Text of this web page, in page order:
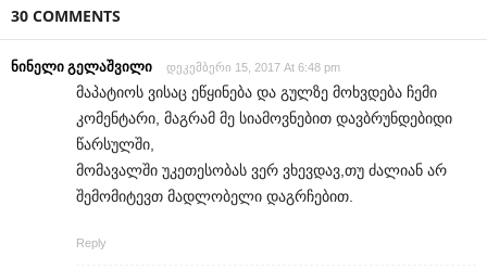
30 COMMENTS
ნინელი გელაშვილი დეკემბერი 15, 2017 At 6:48 pm
მაპატიოს ვისაც ეწყინება და გულზე მოხვდება ჩემი
კომენტარი, მაგრამ მე სიამოვნებით დავბრუნდებიდი
წარსულში,
მომავალში უკეთესობას ვერ ვხევდავ,თუ ძალიან არ
შემომიტევთ მადლობელი დაგრჩებით.
Reply